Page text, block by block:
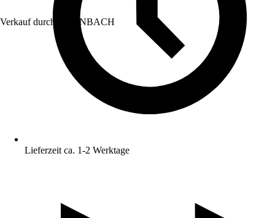
Verkauf durch: HORNBACH
Lieferzeit ca. 1-2 Werktage